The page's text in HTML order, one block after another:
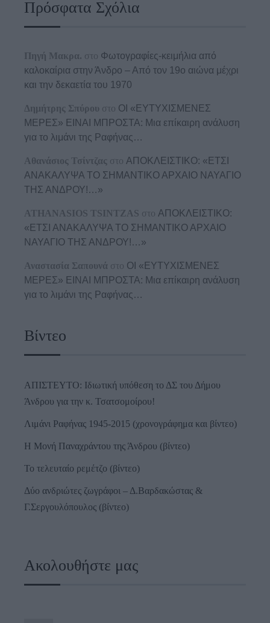
Πρόσφατα Σχόλια
Πηγή Μακρα. στο Φωτογραφίες-κειμήλια από
καλοκαίρια στην Άνδρο – Από τον 19ο αιώνα μέχρι
και την δεκαετία του 1970
Δημήτρης Σπύρου στο ΟΙ «ΕΥΤΥΧΙΣΜΕΝΕΣ
ΜΕΡΕΣ» ΕΙΝΑΙ ΜΠΡΟΣΤΑ: Μια επίκαιρη ανάλυση
για το λιμάνι της Ραφήνας…
Αθανάσιος Τσίντζας στο ΑΠΟΚΛΕΙΣΤΙΚΟ: «ΕΤΣΙ
ΑΝΑΚΑΛΥΨΑ ΤΟ ΣΗΜΑΝΤΙΚΟ ΑΡΧΑΙΟ ΝΑΥΑΓΙΟ
ΤΗΣ ΑΝΔΡΟΥ!…»
ATHANASIOS TSINTZAS στο ΑΠΟΚΛΕΙΣΤΙΚΟ:
«ΕΤΣΙ ΑΝΑΚΑΛΥΨΑ ΤΟ ΣΗΜΑΝΤΙΚΟ ΑΡΧΑΙΟ
ΝΑΥΑΓΙΟ ΤΗΣ ΑΝΔΡΟΥ!…»
Αναστασία Σαπουνά στο ΟΙ «ΕΥΤΥΧΙΣΜΕΝΕΣ
ΜΕΡΕΣ» ΕΙΝΑΙ ΜΠΡΟΣΤΑ: Μια επίκαιρη ανάλυση
για το λιμάνι της Ραφήνας…
Βίντεο
ΑΠΙΣΤΕΥΤΟ: Ιδιωτική υπόθεση το ΔΣ του Δήμου
Άνδρου για την κ. Τσατσομοίρου!
Λιμάνι Ραφήνας 1945-2015 (χρονογράφημα και βίντεο)
Η Μονή Παναχράντου της Άνδρου (βίντεο)
Το τελευταίο ρεμέτζο (βίντεο)
Δύο ανδριώτες ζωγράφοι – Δ.Βαρδακώστας &
Γ.Σεργουλόπουλος (βίντεο)
Ακολουθήστε μας